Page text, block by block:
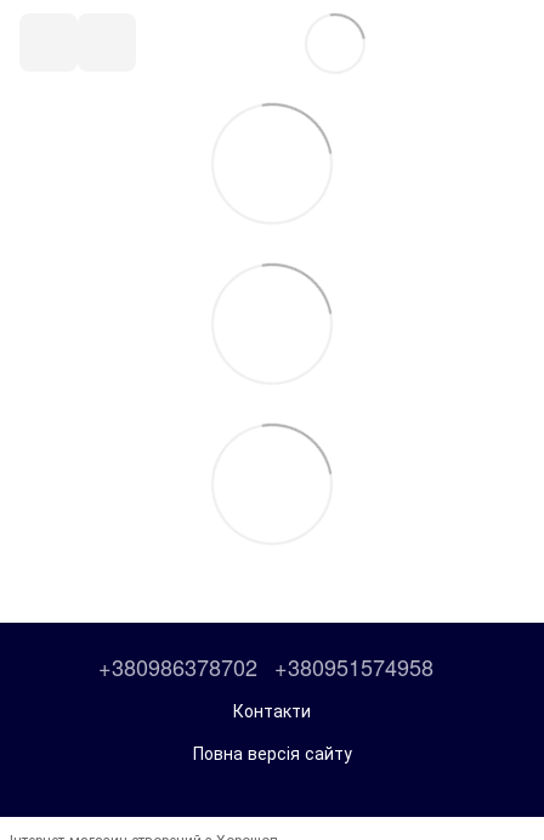
+380986378702 +380951574958
Контакти
Повна версія сайту